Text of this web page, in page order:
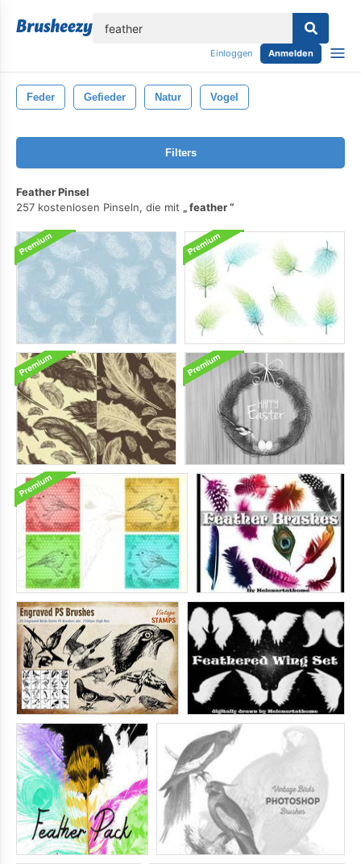
Einloggen Anmelden
Feder Gefieder Natur Vogel
Filters
Feather Pinsel
257 kostenlosen Pinseln, die mit
feather